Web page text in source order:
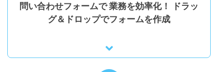
問い合わせフォームで業務を効率化！
ドラッ
グ＆ドロップでフォームを作成